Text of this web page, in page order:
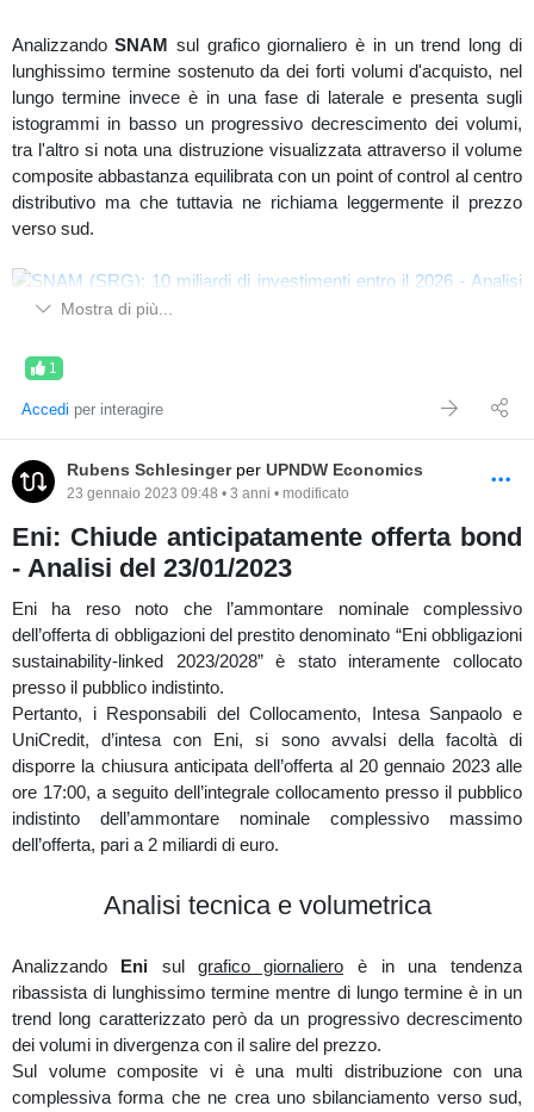
Analizzando SNAM sul grafico giornaliero è in un trend long di
lunghissimo termine sostenuto da dei forti volumi d'acquisto, nel
lungo termine invece è in una fase di laterale e presenta sugli
istogrammi in basso un progressivo decrescimento dei volumi,
tra l'altro si nota una distruzione visualizzata attraverso il volume
composite abbastanza equilibrata con un point of control al centro
distributivo ma che tuttavia ne richiama leggermente il prezzo
verso sud.
grafico a 32 range, prosegue la price action long, anche se si nota
che ne crea attrazione. Interessante come nelle ultime sessioni di
mercato vi sia un riempimento dei volumi nella value area high,
frattempo si evidenziano dei forti e significativi assorbimenti delle
vendite rilasciati in area di prezzo 24825/25200 ad indicarne una
forte responsive buy.
Visualizzando il prezzo nel medio termine, sul grafico a 55 range
si osserva di come la forte impostazione rialzista iniziata il
13/10/2022 sia sostenuta da pochi volumi come visto sugli
istogrammi in basso (affievolimento) a causa della precedente
indecisione da parte degli investitori, dove il prezzo ha trovato
resistenza e liquidità all'incontro della value area high del volume
composite andando a formare una mini fase di laterale; nel breve
termine il prezzo precedentemente short è stato sostenuto
all'incontro dei minimi del laterale raffigurato in giallo ed in
impostazione rialzista seguita da dei forti volumi d'acquisto.
posizionandoci il volume profile custom sul grafico a 60 minutisi
nota uno sbilanciamento verso nord.
Grafico medio/breve termine (SRG)
Mostra di più...
1
Accedi per interagire
Rubens Schlesinger per UPNDW Economics
23 gennaio 2023 09:48 • 3 anni • modificato
Eni: Chiude anticipatamente offerta bond
- Analisi del 23/01/2023
Eni ha reso noto che l’ammontare nominale complessivo
dell’offerta di obbligazioni del prestito denominato “Eni obbligazioni
sustainability-linked 2023/2028” è stato interamente collocato
presso il pubblico indistinto.
Pertanto, i Responsabili del Collocamento, Intesa Sanpaolo e
UniCredit, d’intesa con Eni, si sono avvalsi della facoltà di
disporre la chiusura anticipata dell’offerta al 20 gennaio 2023 alle
ore 17:00, a seguito dell’integrale collocamento presso il pubblico
indistinto dell’ammontare nominale complessivo massimo
dell’offerta, pari a 2 miliardi di euro.
Analisi tecnica e volumetrica
Analizzando Eni sul grafico giornaliero è in una tendenza
ribassista di lunghissimo termine mentre di lungo termine è in un
trend long caratterizzato però da un progressivo decrescimento
dei volumi in divergenza con il salire del prezzo.
Sul volume composite vi è una multi distribuzione con una
complessiva forma che ne crea uno sbilanciamento verso sud,